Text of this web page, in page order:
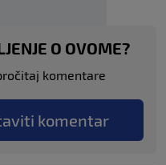
O OVOME?
komentare
komentar